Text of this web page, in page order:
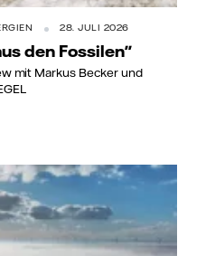
28. JULI 2026
den Fossilen"
mit Markus Becker und